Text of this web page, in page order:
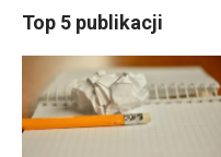
Top 5 publikacji